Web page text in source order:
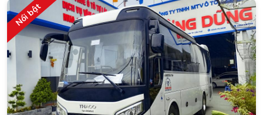
Nổi bật